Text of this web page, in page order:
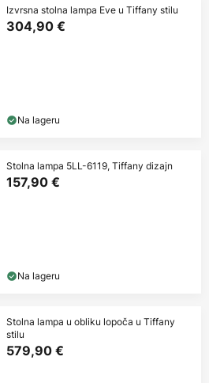
Izvrsna stolna lampa Eve u Tiffany stilu
304,90 €
Na lageru
Stolna lampa 5LL-6119, Tiffany dizajn
157,90 €
Na lageru
Stolna lampa u obliku lopoča u Tiffany
stilu
579,90 €